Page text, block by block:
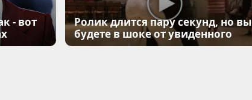
- вот
Ролик длится пару секунд, но вы
будете в шоке от увиденного